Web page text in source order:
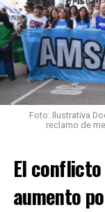
Con información
Foto: Ilustrativa
reclamo de
El
aumento